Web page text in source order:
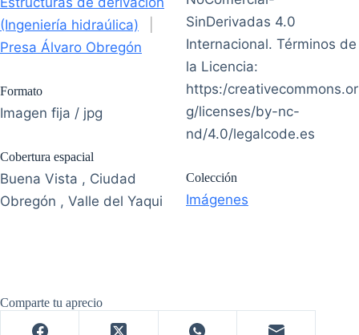
(Ingeniería hidraúlica)
Presa Álvaro Obregón
Formato
Imagen fija / jpg
Cobertura espacial
Buena Vista , Ciudad
Obregón , Valle del Yaqui
SinDerivadas 4.0
Internacional. Términos de
la Licencia:
https:/creativecommons.or
g/licenses/by-nc-
nd/4.0/legalcode.es
Colección
Imágenes
Comparte tu aprecio